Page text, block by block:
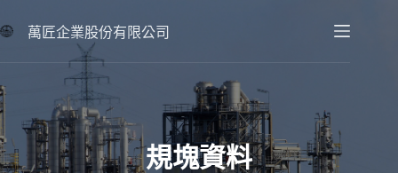
至
內
容
萬匠企業股份有限公司
規塊資料